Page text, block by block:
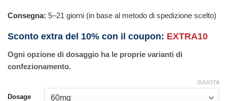
Consegna: 5–21 giorni (in base al metodo di spedizione scelto)
Sconto extra del 10% con il coupon: EXTRA10
Ogni opzione di dosaggio ha le proprie varianti di
confezionamento.
Dosage
SVUOTA